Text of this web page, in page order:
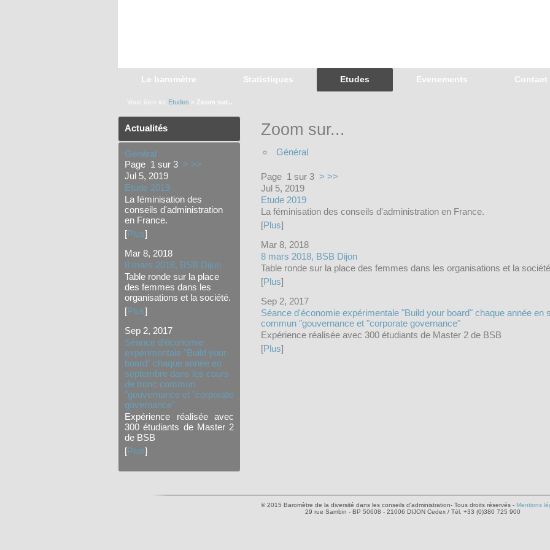
Le baromètre Statistiques Etudes Evenements Contact
Vous êtes ici: Etudes » Zoom sur...
Actualités
Général
Page 1 sur 3 > >>
Jul 5, 2019
Etude 2019
La féminisation des
conseils d'administration
en France.
[Plus]
Mar 8, 2018
8 mars 2018, BSB Dijon
Table ronde sur la place
des femmes dans les
organisations et la société.
[Plus]
Sep 2, 2017
Séance d'économie
expérimentale "Build your
board" chaque année en
septembre dans les cours
de tronc commun
"gouvernance et "corporate
governance"
Expérience réalisée avec
300 étudiants de Master 2
de BSB
[Plus]
Zoom sur...
Général
Page 1 sur 3 > >>
Jul 5, 2019
Etude 2019
La féminisation des conseils d'administration en France.
[Plus]
Mar 8, 2018
8 mars 2018, BSB Dijon
Table ronde sur la place des femmes dans les organisations et la
[Plus]
Sep 2, 2017
Séance d'économie expérimentale "Build your board" chaque année
commun "gouvernance et "corporate governance"
Expérience réalisée avec 300 étudiants de Master 2 de BSB
[Plus]
© 2015 Baromètre de la diversité dans les conseils d'administration- Tous droits réservés - Mentions
29 rue Sambin - BP 50608 - 21006 DIJON Cedex / Tél. +33 (0)380 725 900